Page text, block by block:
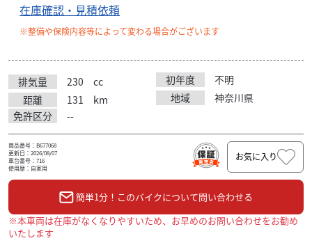
在庫確認・見積依頼
※整備や保険内容等によって変わる場合がございます
排気量 230 cc 初年度
不明
距離
131 km 地域
神奈川県
免許区分
--
商品番号：B677068
更新日：2026/08/07
車台番号：716
使用歴：自家用
お気に入り
簡単1分！このバイクについて問い合わせる
※本車両は在庫がなくなりやすいため、お早めのお問い合わせをお勧め
いたします